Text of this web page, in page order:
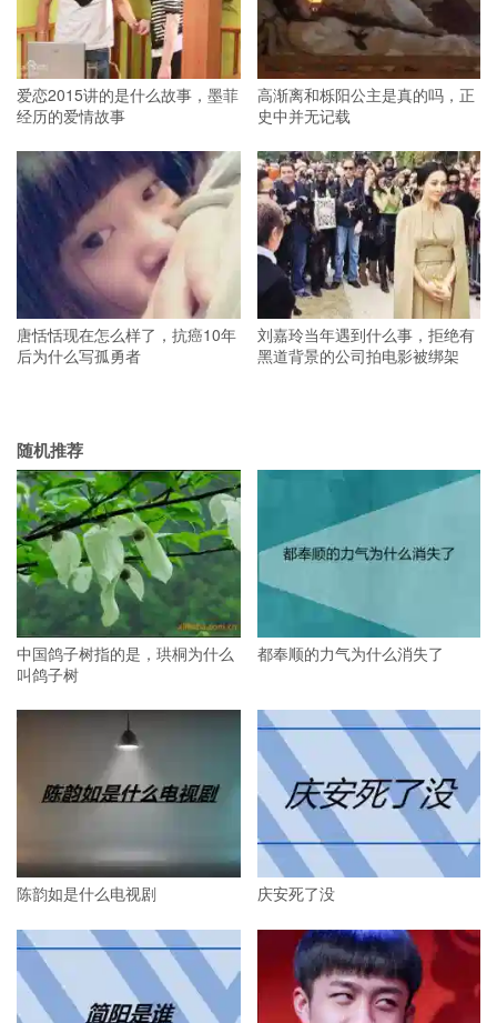
爱恋2015讲的是什么故事，墨菲
经历的爱情故事
高渐离和栎阳公主是真的吗，正
史中并无记载
唐恬恬现在怎么样了，抗癌10年
后为什么写孤勇者
刘嘉玲当年遇到什么事，拒绝有
黑道背景的公司拍电影被绑架
随机推荐
中国鸽子树指的是，珙桐为什么
叫鸽子树
都奉顺的力气为什么消失了
陈韵如是什么电视剧 庆安死了没